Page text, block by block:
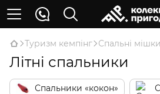
Туризм кемпінг Спальні мішки
Літні спальники
Спальники «кокон»